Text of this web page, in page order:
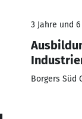
3 Jahre und
Borgers Süd